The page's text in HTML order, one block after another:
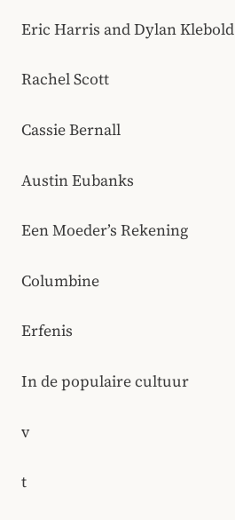
Eric Harris and Dylan Klebold
Rachel Scott
Cassie Bernall
Austin Eubanks
Een Moeder’s Rekening
Columbine
Erfenis
In de populaire cultuur
v
t